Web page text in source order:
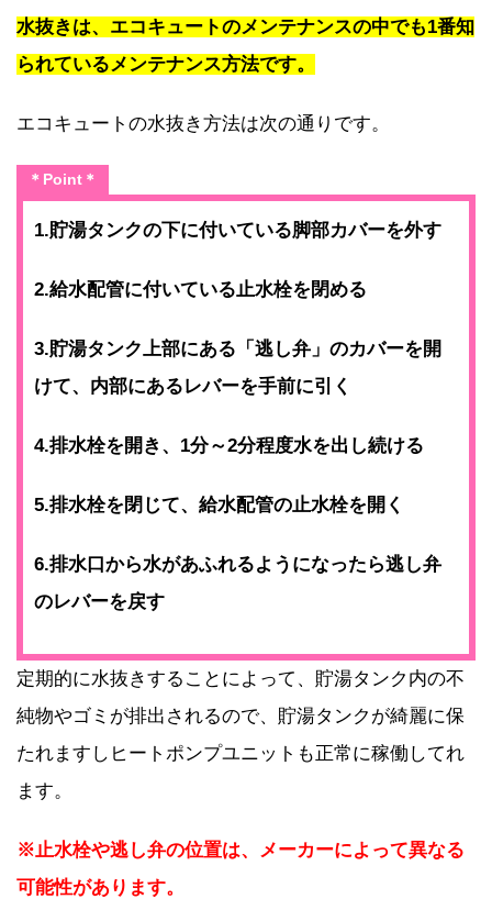
水抜きは、エコキュートのメンテナンスの中でも1番知
られているメンテナンス方法です。
エコキュートの水抜き方法は次の通りです。
＊Point＊
1.貯湯タンクの下に付いている脚部カバーを外す
2.給水配管に付いている止水栓を閉める
3.貯湯タンク上部にある「逃し弁」のカバーを開
けて、内部にあるレバーを手前に引く
4.排水栓を開き、1分～2分程度水を出し続ける
5.排水栓を閉じて、給水配管の止水栓を開く
6.排水口から水があふれるようになったら逃し弁
のレバーを戻す
定期的に水抜きすることによって、貯湯タンク内の不
純物やゴミが排出されるので、貯湯タンクが綺麗に保
たれますしヒートポンプユニットも正常に稼働してれ
ます。
※止水栓や逃し弁の位置は、メーカーによって異なる
可能性があります。